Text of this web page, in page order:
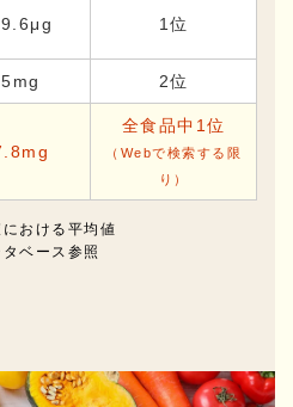
1位
5mg 2位
全食品中1位
（Webで検索する限
り）
における平均値
ベース参照